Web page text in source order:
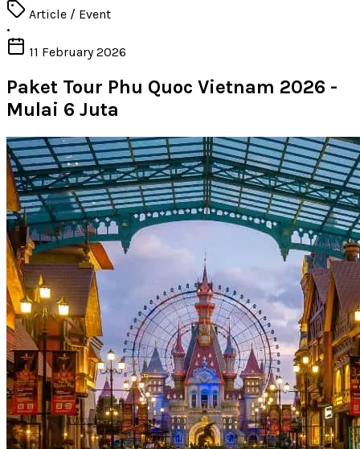
Article / Event
•
11 February 2026
Paket Tour Phu Quoc Vietnam 2026 -
Mulai 6 Juta